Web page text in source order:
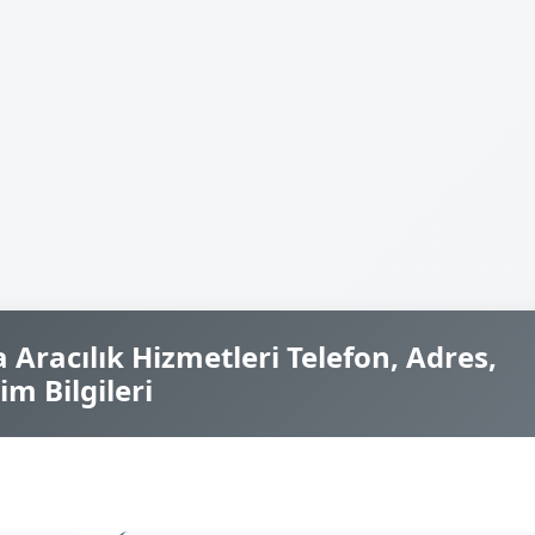
Hizmetleri Telefon, Adres,
Bilgileri